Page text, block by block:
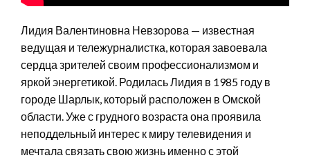
Лидия Валентиновна Невзорова — известная
ведущая и тележурналистка, которая завоевала
сердца зрителей своим профессионализмом и
яркой энергетикой. Родилась Лидия в 1985 году в
городе Шарлык, который расположен в Омской
области. Уже с грудного возраста она проявила
неподдельный интерес к миру телевидения и
мечтала связать свою жизнь именно с этой